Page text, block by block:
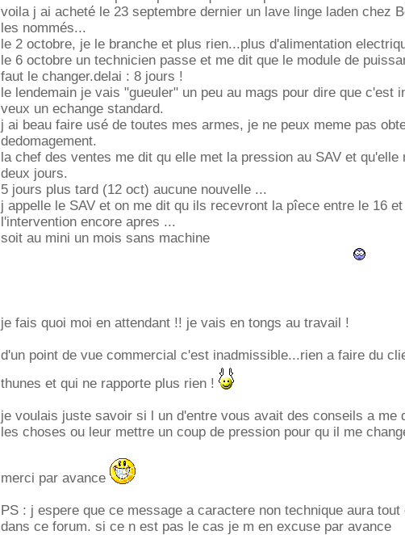
voila j ai acheté le 23 septembre dernier un lave linge laden chez
les nommés...
le 2 octobre, je le branche et plus rien...plus d'alimentation
le 6 octobre un technicien passe et me dit que le module de
faut le changer.delai : 8 jours !
le lendemain je vais "gueuler" un peu au mags pour dire que c'est
veux un echange standard.
j ai beau faire usé de toutes mes armes, je ne peux meme pas
dedomagement.
la chef des ventes me dit qu elle met la pression au SAV et qu'elle
deux jours.
5 jours plus tard (12 oct) aucune nouvelle ...
j appelle le SAV et on me dit qu ils recevront la pîece entre le 16
l'intervention encore apres ...
soit au mini un mois sans machine
je fais quoi moi en attendant !! je vais en tongs au travail !
d'un point de vue commercial c'est inadmissible...rien a faire du
thunes et qui ne rapporte plus rien !
je voulais juste savoir si l un d'entre vous avait des conseils a me
les choses ou leur mettre un coup de pression pour qu il me
merci par avance
PS : j espere que ce message a caractere non technique aura
dans ce forum. si ce n est pas le cas je m en excuse par avance